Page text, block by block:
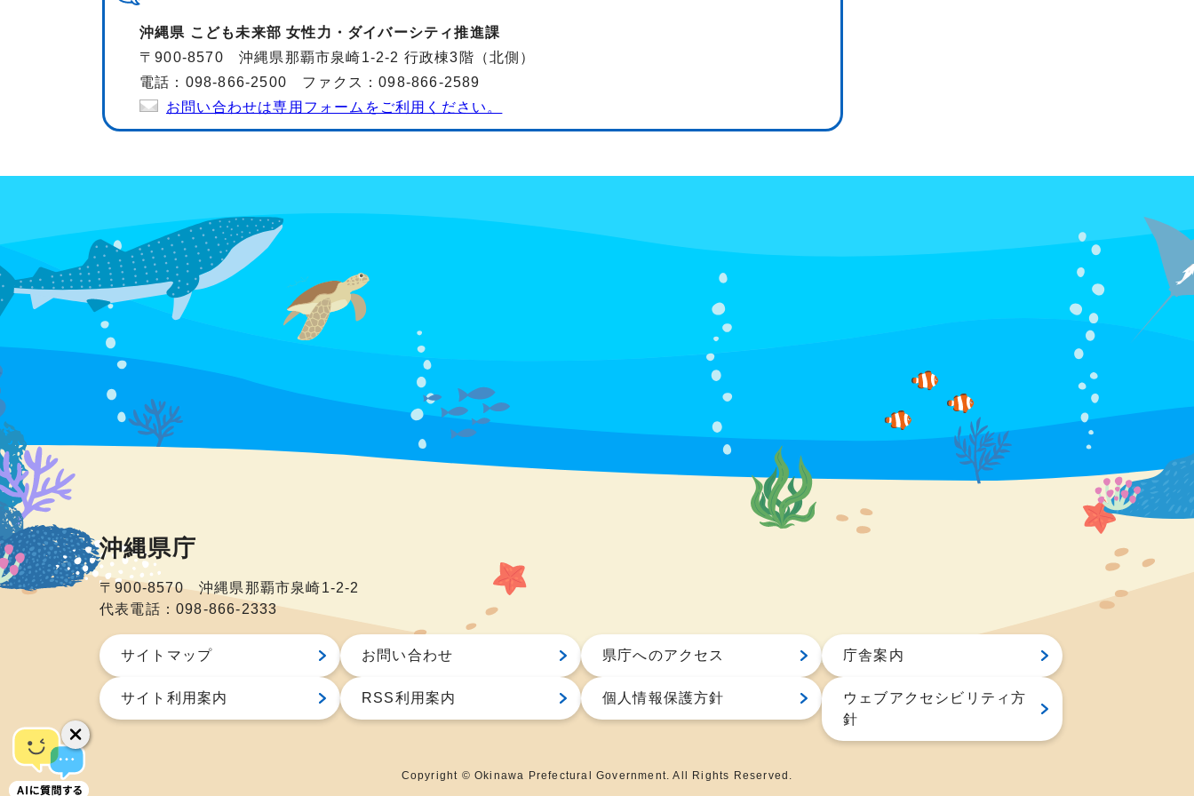
沖縄県 こども未来部 女性力・ダイバーシティ推進課
〒900-8570 沖縄県那覇市泉崎1-2-2 行政棟3階（北側）
電話：098-866-2500 ファクス：098-866-2589
お問い合わせは専用フォームをご利用ください。
沖縄県庁
〒900-8570 沖縄県那覇市泉崎1-2-2
代表電話：098-866-2333
サイトマップ お問い合わせ 県庁へのアクセス 庁舎案内
サイト利用案内 RSS利用案内 個人情報保護方針
ウェブアクセシビリティ方
針
Copyright © Okinawa Prefectural Government. All Rights Reserved.